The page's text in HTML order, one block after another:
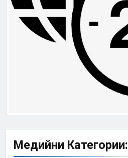
Медийни Категории: